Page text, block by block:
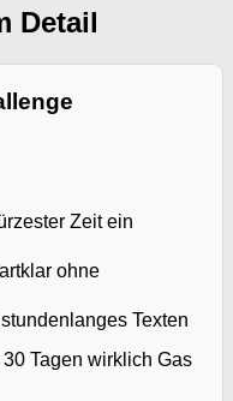
Detail
Zeit ein
ohne
Texten
Tagen wirklich Gas